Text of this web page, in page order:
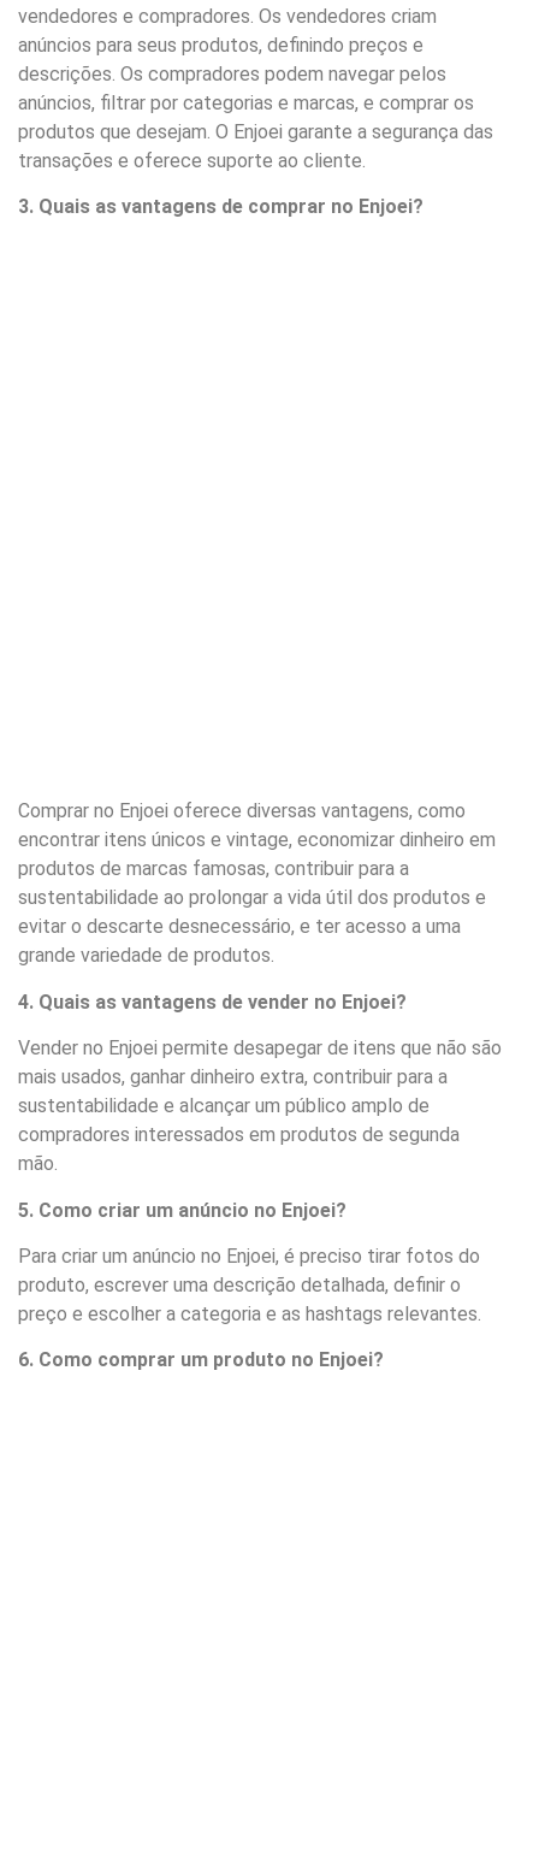
vendedores e compradores. Os vendedores criam
anúncios para seus produtos, definindo preços e
descrições. Os compradores podem navegar pelos
anúncios, filtrar por categorias e marcas, e comprar os
produtos que desejam. O Enjoei garante a segurança das
transações e oferece suporte ao cliente.
3. Quais as vantagens de comprar no Enjoei?
Comprar no Enjoei oferece diversas vantagens, como
encontrar itens únicos e vintage, economizar dinheiro em
produtos de marcas famosas, contribuir para a
sustentabilidade ao prolongar a vida útil dos produtos e
evitar o descarte desnecessário, e ter acesso a uma
grande variedade de produtos.
4. Quais as vantagens de vender no Enjoei?
Vender no Enjoei permite desapegar de itens que não são
mais usados, ganhar dinheiro extra, contribuir para a
sustentabilidade e alcançar um público amplo de
compradores interessados em produtos de segunda
mão.
5. Como criar um anúncio no Enjoei?
Para criar um anúncio no Enjoei, é preciso tirar fotos do
produto, escrever uma descrição detalhada, definir o
preço e escolher a categoria e as hashtags relevantes.
6. Como comprar um produto no Enjoei?